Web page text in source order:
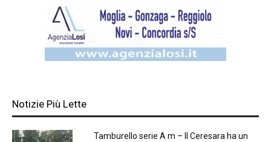
Notizie Più Lette
Tamburello serie A m – Il Ceresara ha un